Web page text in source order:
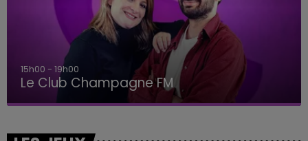
15h00 - 19h00
Le Club Champagne FM